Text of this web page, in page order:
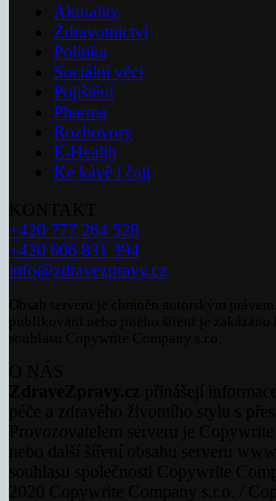
Aktuality
Zdravotnictví
Politika
Sociální věci
Pojištění
Pharma
Rozhovory
E-Health
Ke kávě i čaji
+420 777 264 528
+420 606 831 394
info@zdravezpravy.cz